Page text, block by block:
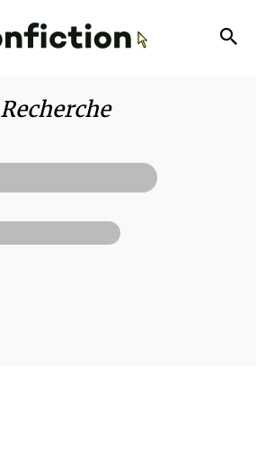
Recherche